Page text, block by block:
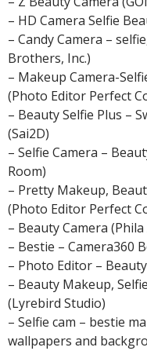
– HD Camera Selfie
– Candy Camera –
Brothers, Inc.)
– Makeup Camera-
(Photo Editor Perfect
– Beauty Selfie Plus –
(Sai2D)
– Selfie Camera –
Room)
– Pretty Makeup,
(Photo Editor Perfect
– Beauty Camera
– Bestie – Camera360
– Photo Editor –
– Beauty Makeup,
(Lyrebird Studio)
– Selfie cam – bestie
wallpapers and